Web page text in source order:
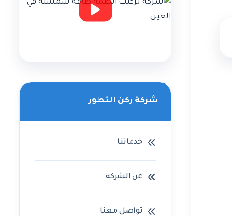
شركة ركن التطور
خدماتنا
عن الشركه
تواصل معنا